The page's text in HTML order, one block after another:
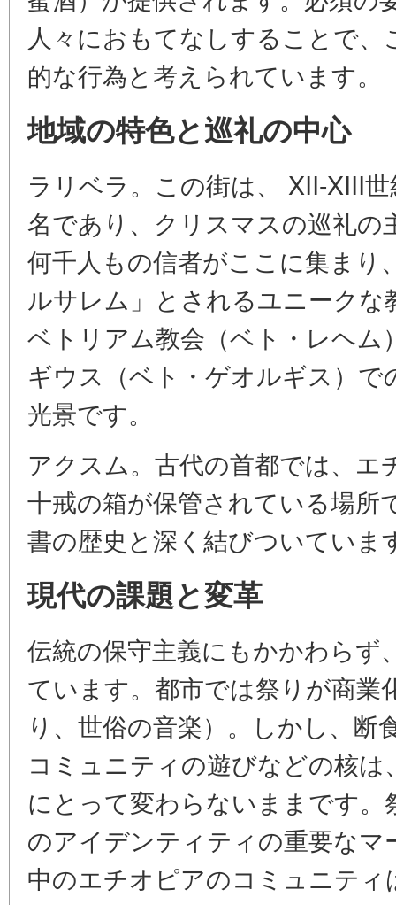
人々におもてなしすることで
的な行為と考えられています。
地域の特色と巡礼の中心
ラリベラ。この街は、 XII-XIII
名であり、クリスマスの巡礼の
何千人もの信者がここに集まり
ルサレム」とされるユニーク
ベトリアム教会（ベト・レヘム
ギウス（ベト・ゲオルギス）
光景です。
アクスム。古代の首都では、
十戒の箱が保管されている場所
書の歴史と深く結びついていま
現代の課題と変革
伝統の保守主義にもかかわらず
ています。都市では祭りが商業
り、世俗の音楽）。しかし、断
コミュニティの遊びなどの核
にとって変わらないままです
のアイデンティティの重要な
中のエチオピアのコミュニテ